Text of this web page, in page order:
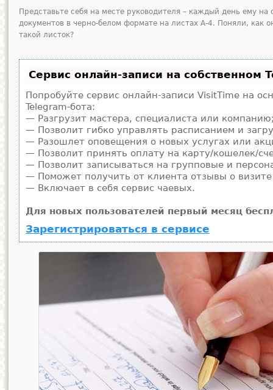
Представьте себя на месте руководителя – каждый день ему на
документов в черно-белом формате на листах А-4. Поняли, как
такой листок?
Сервис онлайн-записи на собственном
Попробуйте сервис онлайн-записи VisitTime на
Telegram-бота:
— Разгрузит мастера, специалиста или
— Позволит гибко управлять расписанием и
— Разошлет оповещения о новых услугах или
— Позволит принять оплату на карту/кошелек/
— Позволит записываться на групповые и
— Поможет получить от клиента отзывы о
— Включает в себя сервис чаевых.
Для новых пользователей первый месяц
Зарегистрироваться в сервисе